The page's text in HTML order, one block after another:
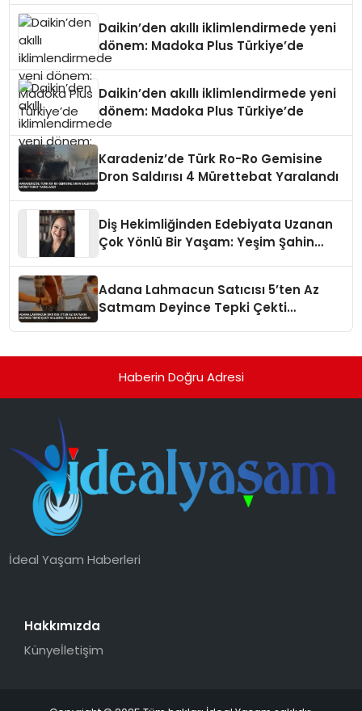
Daikin’den akıllı iklimlendirmede yeni
dönem: Madoka Plus Türkiye’de
Daikin’den akıllı iklimlendirmede yeni
dönem: Madoka Plus Türkiye’de
Karadeniz’de Türk Ro-Ro Gemisine
Dron Saldırısı 4 Mürettebat Yaralandı
Diş Hekimliğinden Edebiyata Uzanan
Çok Yönlü Bir Yaşam: Yeşim Şahin
Adana Lahmacun Satıcısı 5’ten Az
Satmam Deyince Tepki Çekti
Haberin Doğru Adresi
İdeal Yaşam Haberleri
Hakkımızda
Künyeİletişim